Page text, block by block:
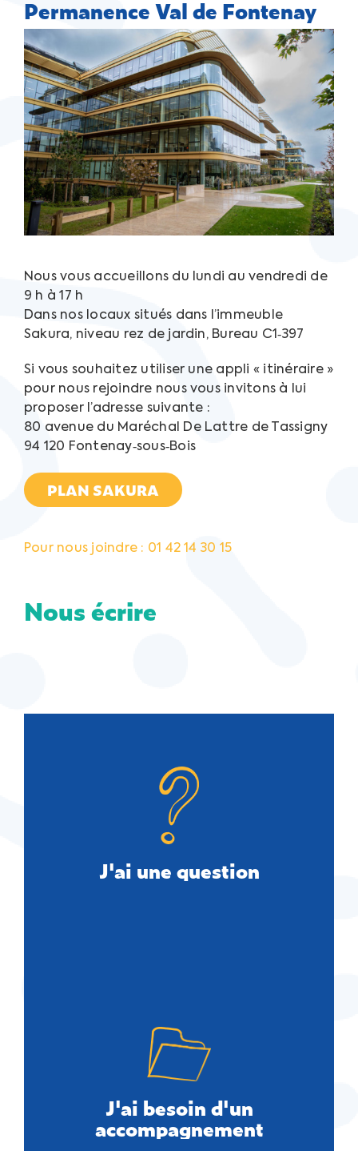
Permanence Val de Fontenay
Nous vous accueillons du lundi au vendredi de
9 h à 17 h
Dans nos locaux situés dans l’immeuble
Sakura, niveau rez de jardin, Bureau C1‐397
Si vous souhaitez utiliser une appli « itinéraire »
pour nous rejoindre nous vous invitons à lui
proposer l’adresse suivante :
80 avenue du Maréchal De Lattre de Tassigny
94 120 Fontenay‐sous‐Bois
PLAN SAKURA
Pour nous joindre : 01 42 14 30 15
Nous écrire
J'ai une question
J'ai besoin d'un
accompagnement